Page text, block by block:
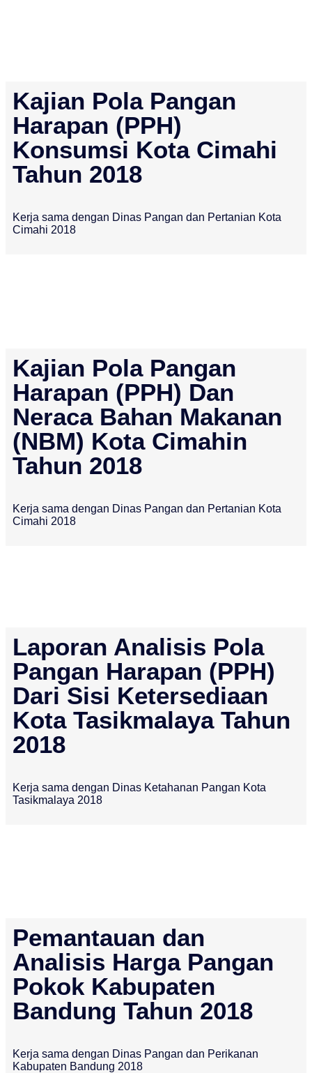
Kajian Pola Pangan
Harapan (PPH)
Konsumsi Kota Cimahi
Tahun 2018
Kerja sama dengan Dinas Pangan dan Pertanian Kota
Cimahi 2018
Kajian Pola Pangan
Harapan (PPH) Dan
Neraca Bahan Makanan
(NBM) Kota Cimahin
Tahun 2018
Kerja sama dengan Dinas Pangan dan Pertanian Kota
Cimahi 2018
Laporan Analisis Pola
Pangan Harapan (PPH)
Dari Sisi Ketersediaan
Kota Tasikmalaya Tahun
2018
Kerja sama dengan Dinas Ketahanan Pangan Kota
Tasikmalaya 2018
Pemantauan dan
Analisis Harga Pangan
Pokok Kabupaten
Bandung Tahun 2018
Kerja sama dengan Dinas Pangan dan Perikanan
Kabupaten Bandung 2018